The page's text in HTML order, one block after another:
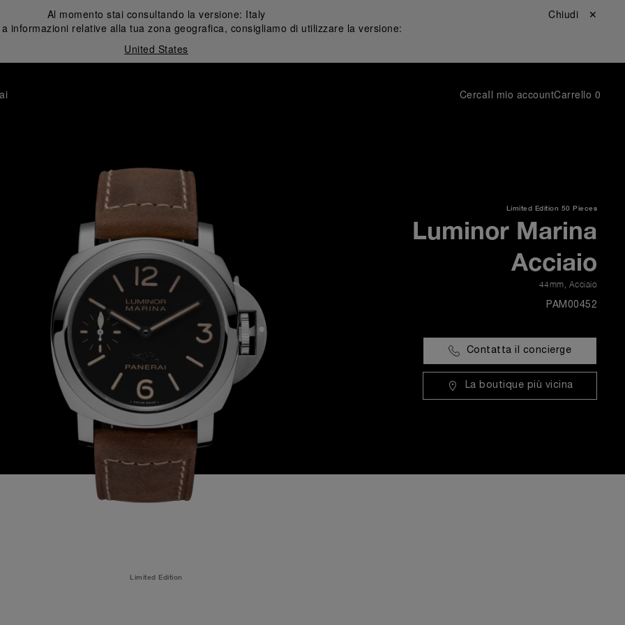
Al momento stai consultando la versione: Italy
informazioni relative alla tua zona geografica, consigliamo di utilizzare la versione:
United States
Chiudi ✕
CercaIl mio accountCarrello 0
Limited Edition 50 Pieces
Luminor Marina
Acciaio
44mm Acciaio
PAM00452
Contatta il concierge
La boutique più vicina
Limited Edition